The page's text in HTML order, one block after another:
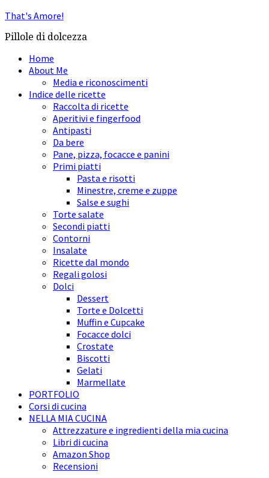
That's Amore!
Pillole di dolcezza
Home
About Me
Media e riconoscimenti
Indice delle ricette
Raccolta di ricette
Aperitivi e fingerfood
Antipasti
Da bere
Pane, pizza, focacce e panini
Primi piatti
Pasta e risotti
Minestre, creme e zuppe
Salse e sughi
Torte salate
Secondi piatti
Contorni
Insalate
Ricette dal mondo
Regali golosi
Dolci
Dessert
Torte e Dolcetti
Muffin e Cupcake
Focacce dolci
Crostate
Biscotti
Gelati
Marmellate
PORTFOLIO
Corsi di cucina
NELLA MIA CUCINA
Attrezzature e ingredienti della mia cucina
Libri di cucina
Amazon Shop
Recensioni